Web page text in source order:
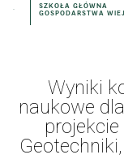
SZKOŁA GŁÓWNA
GOSPODARSTWA
Wyniki
naukowe
projekcie